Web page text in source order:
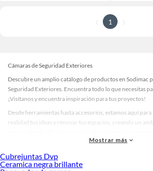
1
Cámaras de Seguridad Exteriores
Descubre un amplio catálogo de productos en Sodimac
Seguridad Exteriores. Encuentra todo lo que necesitas
¡Visítanos y encuentra inspiración para tus proyectos!
Desde herramientas hasta accesorios, estamos aquí
realidad tus ideas y renovar tus espacios, creando un
accesorios de calidad que te ayudarán a crear un espacio
Desde remodelaciones hasta proyectos de decoración,
tus ideas realidad. ¡Visítanos y encuentra todo lo que
Mostrar más
Cubrejuntas Dvp
Ceramica negra brillante